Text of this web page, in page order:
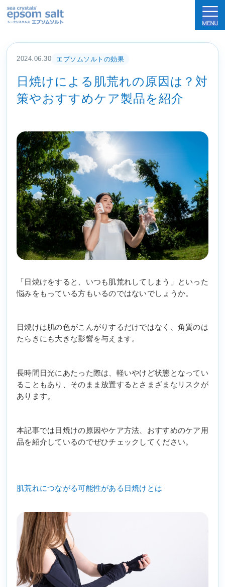
sea crystals epsom salt(シークリスタルス エ
2024.06.30 エプソムソルトの効果
日焼けによる肌荒れの原因は？対
策やおすすめケア製品を紹介
「日焼けをすると、いつも肌荒れしてしまう」といった
悩みをもっている方もいるのではないでしょうか。
日焼けは肌の色がこんがりするだけではなく、角質のは
たらきにも大きな影響を与えます。
長時間日光にあたった際は、軽いやけど状態となってい
ることもあり、そのまま放置するとさまざまなリスクが
あります。
本記事では日焼けの原因やケア方法、おすすめのケア用
品を紹介しているのでぜひチェックしてください。
肌荒れにつながる可能性がある日焼けとは